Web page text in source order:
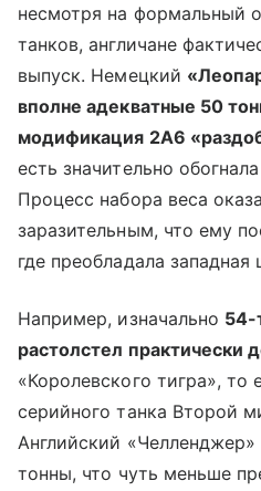
несмотря на формальный
танков, англичане
выпуск. Немецкий
вполне адекватные 50
модификация 2А6
есть значительно
Процесс набора веса
заразительным, что ему
где преобладала
Например, изначально 54-
растолстел практически
«Королевского тигра», то
серийного танка Второй
Английский
тонны, что чуть меньше